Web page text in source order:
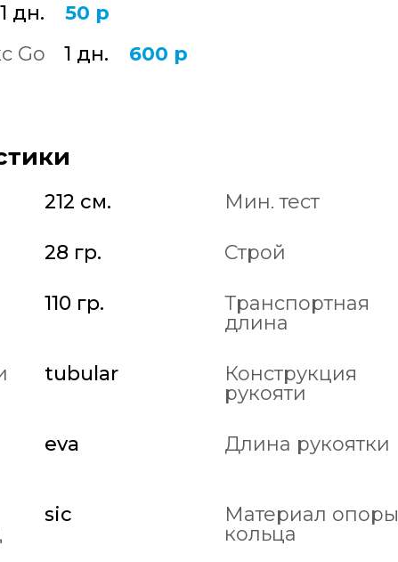
1 дн.
50 р
Go
1 дн. 600 р
212 см. Мин. тест
28 гр. Строй
110 гр.
Транспортная
длина
tubular
Конструкция
рукояти
eva Длина рукоятки
sic
Материал опоры
кольца